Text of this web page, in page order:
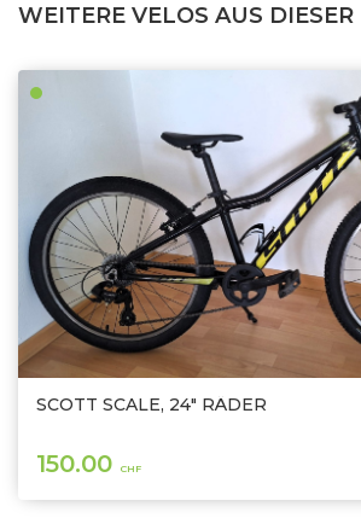
WEITERE VELOS AUS DIESER
SCOTT SCALE, 24" RÄDER
150.00 CHF